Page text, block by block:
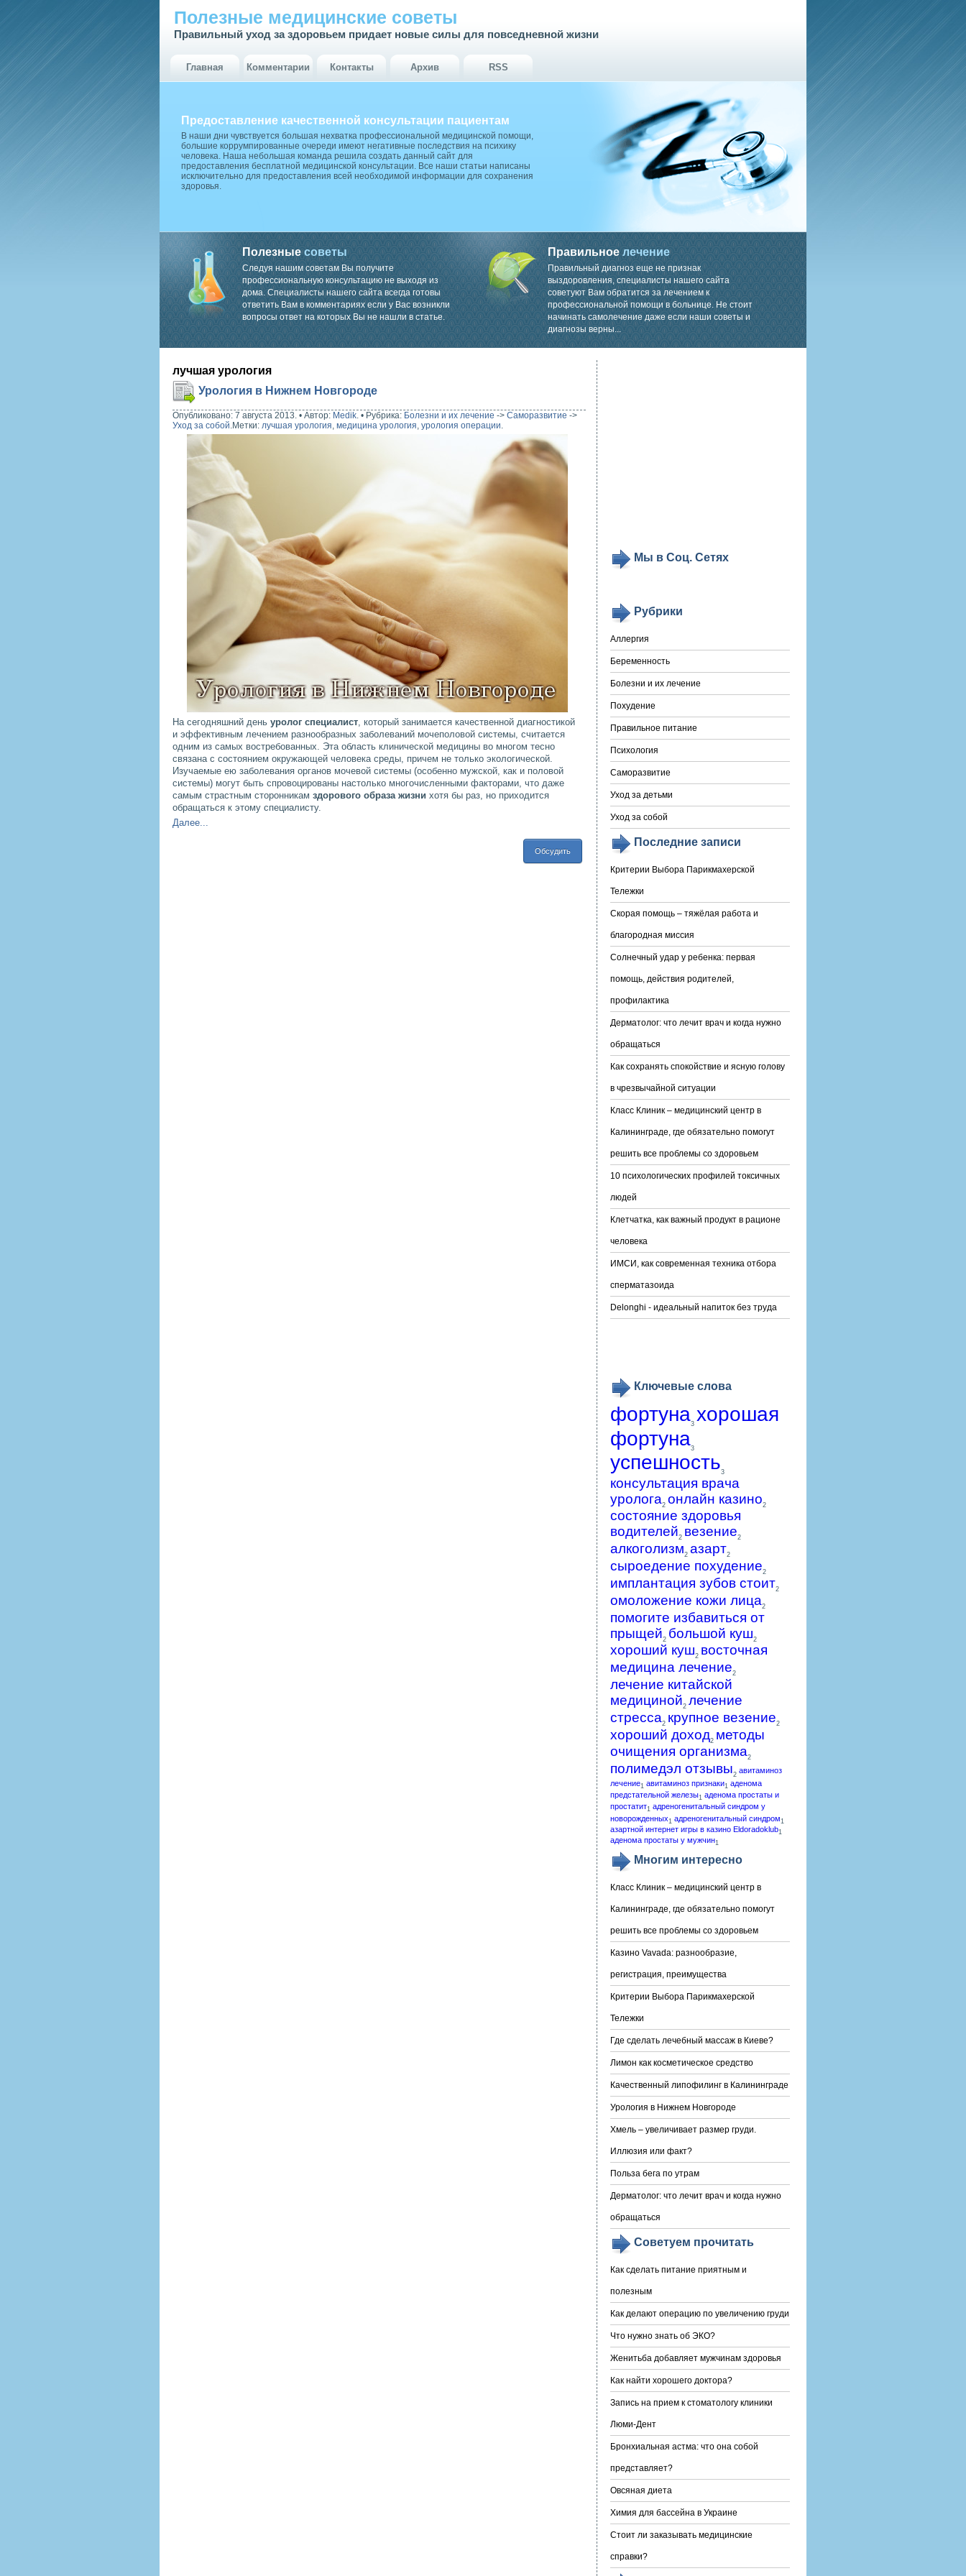
Полезные медицинские советы
Правильный уход за здоровьем придает новые силы для повседневной жизни
Главная Комментарии Контакты Архив RSS
Предоставление качественной консультации пациентам
В наши дни чувствуется большая нехватка профессиональной медицинской помощи,
большие коррумпированные очереди имеют негативные последствия на психику
человека. Наша небольшая команда решила создать данный сайт для
предоставления бесплатной медицинской консультации. Все наши статьи написаны
исключительно для предоставления всей необходимой информации для сохранения
здоровья.
Полезныесоветы
Следуя нашим советам Вы получите
профессиональную консультацию не выходя из
дома. Специалисты нашего сайта всегда готовы
ответить Вам в комментариях если у Вас возникли
вопросы ответ на которых Вы не нашли в статье.
Правильное лечение
Правильный диагноз еще не признак
выздоровления, специалисты нашего сайта
советуют Вам обратится за лечением к
профессиональной помощи в больнице. Не стоит
начинать самолечение даже если наши советы и
диагнозы верны...
лучшая урология
Урология в Нижнем Новгороде
Опубликовано: 7 августа 2013. • Автор: Medik. • Рубрика: Болезни и их лечение -> Саморазвитие ->
Уход за собой.Метки: лучшая урология, медицина урология, урология операции.
На сегодняшний день уролог специалист, который занимается качественной диагностикой
и эффективным лечением разнообразных заболеваний мочеполовой системы, считается
одним из самых востребованных. Эта область клинической медицины во многом тесно
связана с состоянием окружающей человека среды, причем не только экологической.
Изучаемые ею заболевания органов мочевой системы (особенно мужской, как и половой
системы) могут быть спровоцированы настолько многочисленными факторами, что даже
самым страстным сторонникам здорового образа жизни хотя бы раз, но приходится
обращаться к этому специалисту.
Далее...
Обсудить
Мы в Соц. Сетях
Рубрики
Аллергия
Беременность
Болезни и их лечение
Похудение
Правильное питание
Психология
Саморазвитие
Уход за детьми
Уход за собой
Последние записи
Критерии Выбора Парикмахерской
Тележки
Скорая помощь – тяжёлая работа и
благородная миссия
Солнечный удар у ребенка: первая
помощь, действия родителей,
профилактика
Дерматолог: что лечит врач и когда нужно
обращаться
Как сохранять спокойствие и ясную голову
в чрезвычайной ситуации
Класс Клиник – медицинский центр в
Калининграде, где обязательно помогут
решить все проблемы со здоровьем
10 психологических профилей токсичных
людей
Клетчатка, как важный продукт в рационе
человека
ИМСИ, как современная техника отбора
сперматазоида
Delonghi - идеальный напиток без труда
Ключевые слова
фортуна3 хорошая
фортуна3
успешность3
консультация врача
уролога2 онлайн казино2
состояние здоровья
водителей2 везение2
алкоголизм2 азарт2
сыроедение похудение2
имплантация зубов стоит2
омоложение кожи лица2
помогите избавиться от
прыщей2 большой куш2
хороший куш2 восточная
медицина лечение2
лечение китайской
медициной2 лечение
стресса2 крупное везение2
хороший доход2 методы
очищения организма2
полимедэл отзывы2 авитаминоз
лечение1 авитаминоз признаки1 аденома
предстательной железы1 аденома простаты и
простатит1 адреногенитальный синдром у
новорожденных 1 адреногенитальный синдром 1
азартной интернет игры в казино Eldoradoklub1
аденома простаты у мужчин1
Многим интересно
Класс Клиник – медицинский центр в
Калининграде, где обязательно помогут
решить все проблемы со здоровьем
Казино Vavada: разнообразие,
регистрация, преимущества
Критерии Выбора Парикмахерской
Тележки
Где сделать лечебный массаж в Киеве?
Лимон как косметическое средство
Качественный липофилинг в Калининграде
Урология в Нижнем Новгороде
Хмель – увеличивает размер груди.
Иллюзия или факт?
Польза бега по утрам
Дерматолог: что лечит врач и когда нужно
обращаться
Советуем прочитать
Как сделать питание приятным и
полезным
Как делают операцию по увеличению груди
Что нужно знать об ЭКО?
Женитьба добавляет мужчинам здоровья
Как найти хорошего доктора?
Запись на прием к стоматологу клиники
Люми-Дент
Бронхиальная астма: что она собой
представляет?
Овсяная диета
Химия для бассейна в Украине
Стоит ли заказывать медицинские
справки?